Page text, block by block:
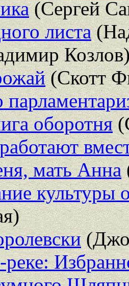
(Сергей
листа
(Скотт
оборотня
мать Анна
культуры